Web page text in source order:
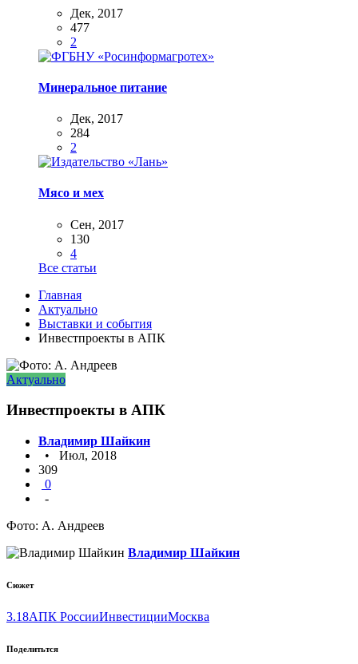
Дек, 2017
477
2
Минеральное питание
Дек, 2017
284
2
Мясо и мех
Сен, 2017
130
4
Все статьи
Главная
Актуально
Выставки и события
Инвестпроекты в АПК
Актуально
Инвестпроекты в АПК
Владимир Шайкин
• Июл, 2018
309
0
-
Фото: А. Андреев
Владимир Шайкин
Сюжет
3.18АПК РоссииИнвестицииМосква
Поделитьтся